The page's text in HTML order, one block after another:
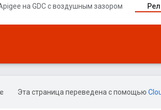
на GDC с воздушным зазором
Эта страница переведена с помощью